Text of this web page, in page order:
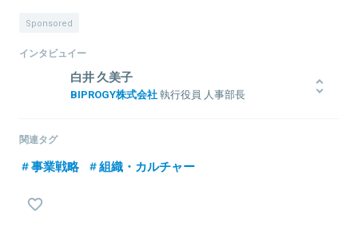
Sponsored
インタビュイー
白井 久美子
BIPROGY株式会社執行役員 人事部長
ムエンジニアやプログラム&プロジェクトマネジャーとして実績を重
シスが注力していた「Microsoft.NET」関連SI事業を推進。その後グ
帰すると、働きながら大学院へ進み、企業革新のための戦略的なHR
マネジメントや経営・社会工学で工学博士号を取得。現在は、戦略
関連タグ
事業戦略 組織・カルチャー